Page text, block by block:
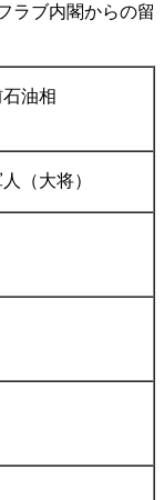
ラブ内閣からの留
油相
（大将）